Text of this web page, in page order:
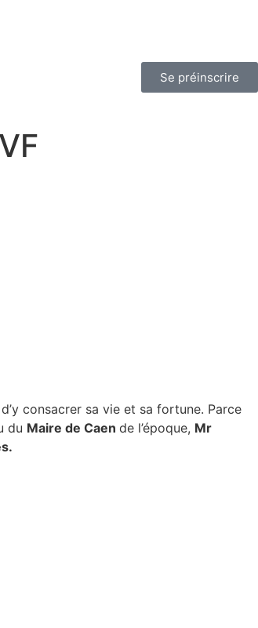
Se préinscrire
d’y consacrer sa vie et sa fortune. Parce
du Maire de Caen de l’époque, Mr